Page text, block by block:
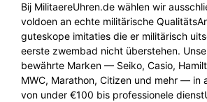
Bij MilitaereUhren.de wählen wir
voldoen an echte militärische
guteskope imitaties die er militärisch
eerste zwembad nicht überstehen.
bewährte Marken — Seiko, Casio,
MWC, Marathon, Citizen und mehr — in
von under €100 bis professionele